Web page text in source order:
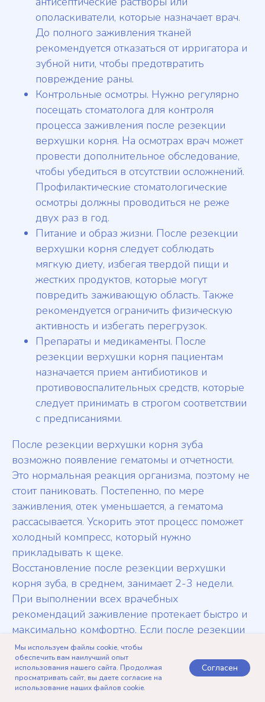
Telegram Записаться
ополаскиватели, которые назначает врач.
До полного заживления тканей
рекомендуется отказаться от ирригатора и
зубной нити, чтобы предотвратить
повреждение раны.
Контрольные осмотры. Нужно регулярно
посещать стоматолога для контроля
процесса заживления после резекции
верхушки корня. На осмотрах врач может
провести дополнительное обследование,
чтобы убедиться в отсутствии осложнений.
Профилактические стоматологические
осмотры должны проводиться не реже
двух раз в год.
Питание и образ жизни. После резекции
верхушки корня следует соблюдать
мягкую диету, избегая твердой пищи и
жестких продуктов, которые могут
повредить заживающую область. Также
рекомендуется ограничить физическую
активность и избегать перегрузок.
Препараты и медикаменты. После
резекции верхушки корня пациентам
назначается прием антибиотиков и
противовоспалительных средств, которые
следует принимать в строгом соответствии
с предписаниями.
После резекции верхушки корня зуба
возможно появление гематомы и отчетности.
Это нормальная реакция организма, поэтому не
стоит паниковать. Постепенно, по мере
заживления, отек уменьшается, а гематома
рассасывается. Ускорить этот процесс поможет
холодный компресс, который нужно
прикладывать к щеке.
Восстановление после резекции верхушки
корня зуба, в среднем, занимает 2-3 недели.
При выполнении всех врачебных
рекомендаций заживление протекает быстро и
максимально комфортно. Если после резекции
верхушки зуба вы заметили странные симптомы
или ваше самочувствие ухудшилось — сразу
запишитесь на прием к врачу для повторного
осмотра.
Мы используем файлы cookie, чтобы
обеспечить вам наилучший опыт
использования нашего сайта. Продолжая
просматривать сайт, вы даете согласие на
использование наших файлов cookie.
Согласен